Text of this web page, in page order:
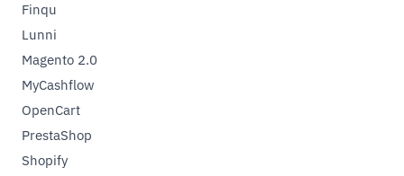
Finqu
Lunni
Magento 2.0
MyCashflow
OpenCart
PrestaShop
Shopify